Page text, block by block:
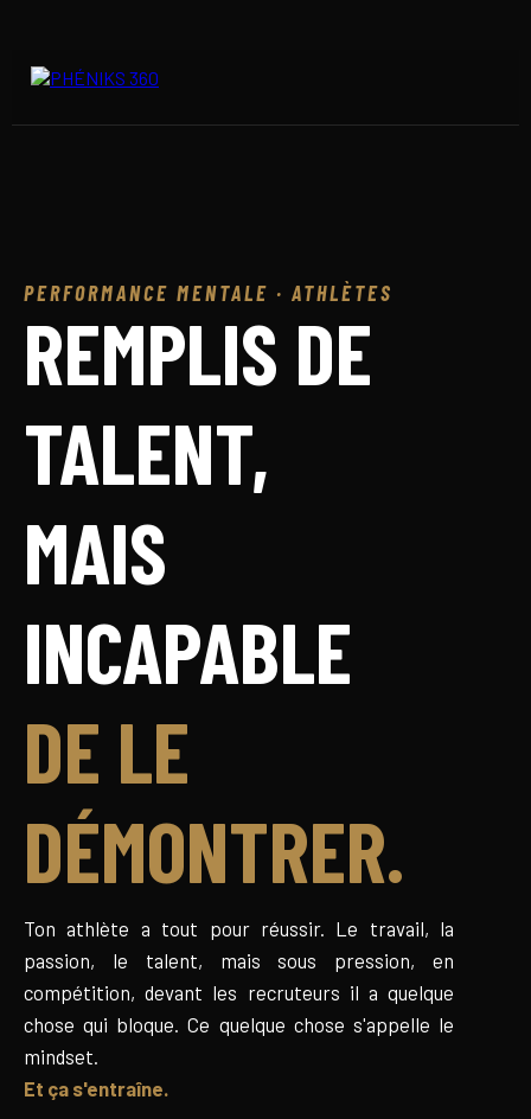
PERFORMANCE MENTALE · ATHLÈTES
REMPLIS DE
TALENT,
MAIS
INCAPABLE
DE LE
DÉMONTRER.
Ton athlète a tout pour réussir. Le travail, la
passion, le talent, mais sous pression, en
compétition, devant les recruteurs il a quelque
chose qui bloque. Ce quelque chose s'appelle le
mindset.
Et ça s'entraîne.